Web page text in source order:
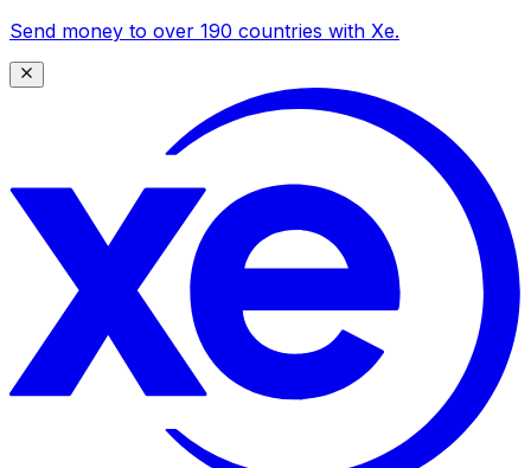
Send money to over 190 countries with Xe.